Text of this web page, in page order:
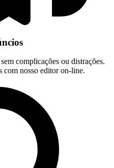
complicações ou distrações.
com nosso editor on-line.